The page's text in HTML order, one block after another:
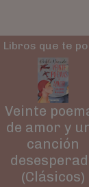
Libros que te
Veinte
de amor y
canción
(Clásicos)